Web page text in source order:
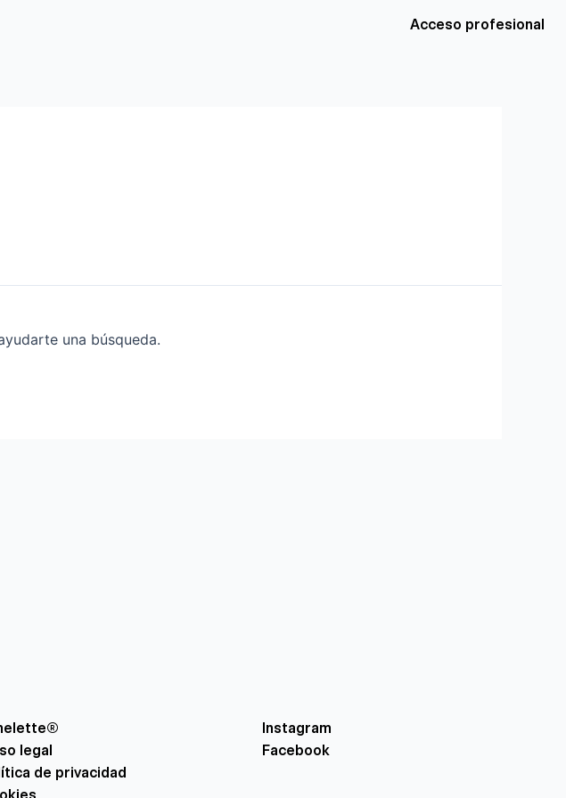
Acceso profesional
una búsqueda.
legal
de privacidad
Instagram
Facebook